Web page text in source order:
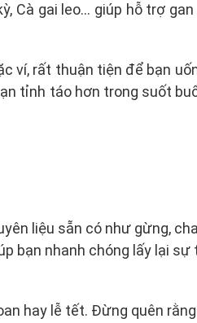
Cà gai leo… giúp hỗ trợ
ví, rất thuận tiện để bạn
tỉnh táo hơn trong suốt
liệu sẵn có như gừng,
bạn nhanh chóng lấy lại sự
hay lễ tết. Đừng quên